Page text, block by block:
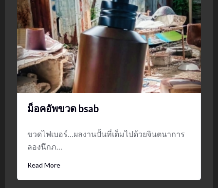
ม็อคอัพขวด bsab
ขวดไฟเบอร์…ผลงานปั้นที่เต็มไปด้วยจินตนาการ
ลองนึกภ…
Read More